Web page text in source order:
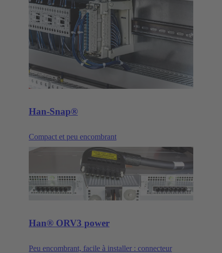
Han-Snap®
Compact et peu encombrant
Han® ORV3 power
Peu encombrant, facile à installer : connecteur